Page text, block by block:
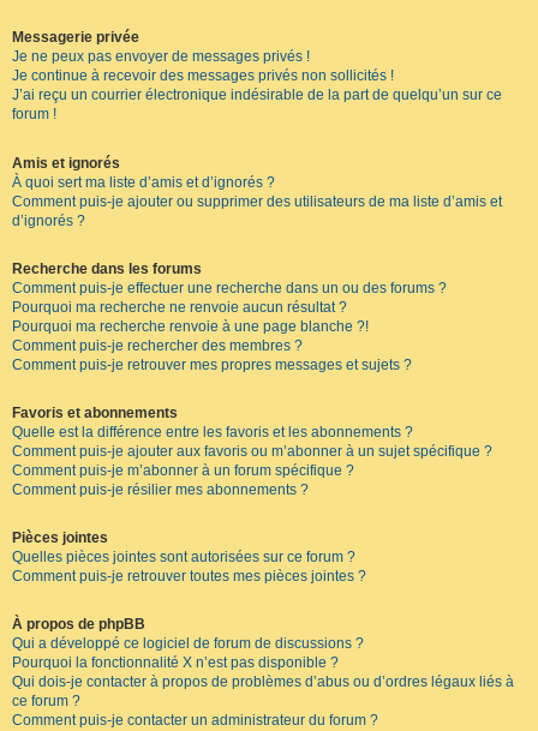
Messagerie privée
Je ne peux pas envoyer de messages privés !
Je continue à recevoir des messages privés non sollicités !
J’ai reçu un courrier électronique indésirable de la part de quelqu’un sur ce
forum !
Amis et ignorés
À quoi sert ma liste d’amis et d’ignorés ?
Comment puis-je ajouter ou supprimer des utilisateurs de ma liste d’amis et
d’ignorés ?
Recherche dans les forums
Comment puis-je effectuer une recherche dans un ou des forums ?
Pourquoi ma recherche ne renvoie aucun résultat ?
Pourquoi ma recherche renvoie à une page blanche ?!
Comment puis-je rechercher des membres ?
Comment puis-je retrouver mes propres messages et sujets ?
Favoris et abonnements
Quelle est la différence entre les favoris et les abonnements ?
Comment puis-je ajouter aux favoris ou m’abonner à un sujet spécifique ?
Comment puis-je m’abonner à un forum spécifique ?
Comment puis-je résilier mes abonnements ?
Pièces jointes
Quelles pièces jointes sont autorisées sur ce forum ?
Comment puis-je retrouver toutes mes pièces jointes ?
À propos de phpBB
Qui a développé ce logiciel de forum de discussions ?
Pourquoi la fonctionnalité X n’est pas disponible ?
Qui dois-je contacter à propos de problèmes d’abus ou d’ordres légaux liés à
ce forum ?
Comment puis-je contacter un administrateur du forum ?